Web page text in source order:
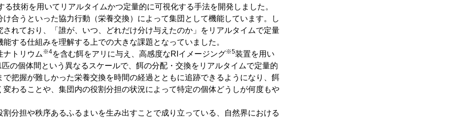
る技術を用いてリアルタイムかつ定量的に可視化する手法を開発しました。
合うといった協力行動（栄養交換）によって集団として機能しています。し
れており、「誰が、いつ、どれだけ分け与えたのか」をリアルタイムで定量
する仕組みを理解する上での大きな課題となっていました。
ナトリウム ※4を含む餌をアリに与え、高感度なRIイメージング※5装置を用い
の個体間という異なるスケールで、餌の分配・交換をリアルタイムで定量的
把握が難しかった栄養交換を時間の経過とともに追跡できるようになり、餌
わることや、集団内の役割分担の状況によって特定の個体どうしが何度もや
分担や秩序あるふるまいを生み出すことで成り立っている、自然界における